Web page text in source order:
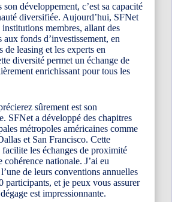
développement, c’est sa capacité
diversifiée. Aujourd’hui, SFNet
membres, allant des
aux fonds d’investissement, en
de leasing et les experts en
diversité permet un échange de
enrichissant pour tous les
sûrement est son
SFNet a développé des chapitres
métropoles américaines comme
et San Francisco. Cette
facilite les échanges de proximité
nationale. J’ai eu
l’une de leurs conventions annuelles
participants, et je peux vous assurer
est impressionnante.